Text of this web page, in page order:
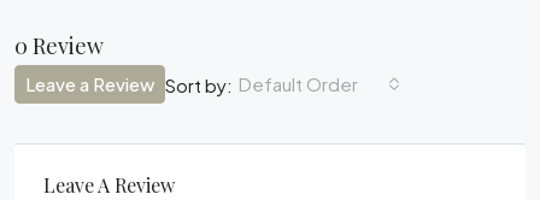
0 Review
Sort by: Default Order
Leave a Review
Leave A Review